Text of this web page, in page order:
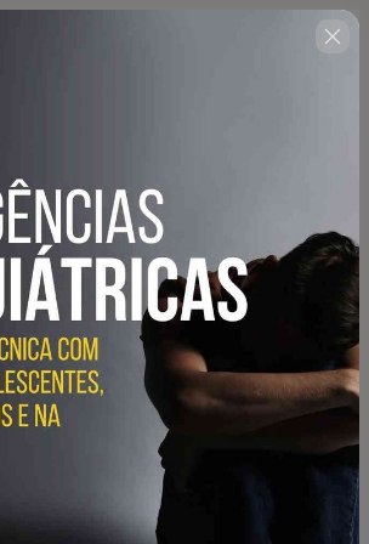
a oportunidade de
seus conhecimentos
em seu futuro.